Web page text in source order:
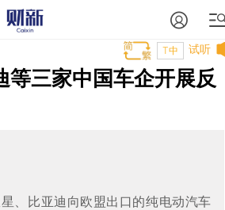
试听
T中
等三家中国车企开展反
、比亚迪向欧盟出口的纯电动汽车